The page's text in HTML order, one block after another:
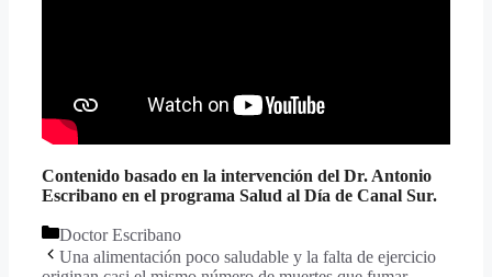
Contenido basado en la intervención del Dr. Antonio
Escribano en el programa Salud al Día de Canal Sur.
Doctor Escribano
Una alimentación poco saludable y la falta de ejercicio